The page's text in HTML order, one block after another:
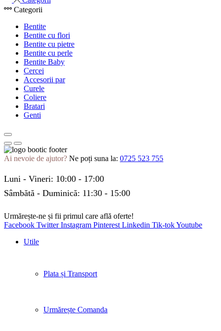
Categorii
Bentite
Bentite cu flori
Bentite cu pietre
Bentite cu perle
Bentite Baby
Cercei
Accesorii par
Curele
Coliere
Bratari
Genti
Ai nevoie de ajutor? Ne poți suna la: 0725 523 755
Luni - Vineri: 10:00 - 17:00
Sâmbătă - Duminică: 11:30 - 15:00
Urmărește-ne și fii primul care află oferte!
Facebook Twitter Instagram Pinterest Linkedin Tik-tokYoutube
Utile
Plata și Transport
Urmărește Comanda